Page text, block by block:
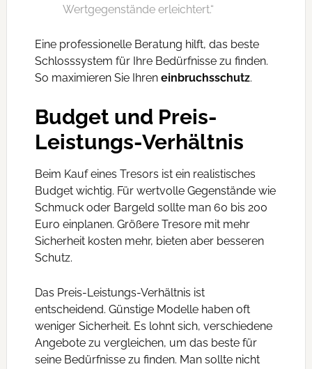
Wertgegenstände erleichtert.“
Eine professionelle Beratung hilft, das beste
Schlosssystem für Ihre Bedürfnisse zu finden.
So maximieren Sie Ihren einbruchsschutz.
Budget und Preis-
Leistungs-Verhältnis
Beim Kauf eines Tresors ist ein realistisches
Budget wichtig. Für wertvolle Gegenstände wie
Schmuck oder Bargeld sollte man 60 bis 200
Euro einplanen. Größere Tresore mit mehr
Sicherheit kosten mehr, bieten aber besseren
Schutz.
Das Preis-Leistungs-Verhältnis ist
entscheidend. Günstige Modelle haben oft
weniger Sicherheit. Es lohnt sich, verschiedene
Angebote zu vergleichen, um das beste für
seine Bedürfnisse zu finden. Man sollte nicht